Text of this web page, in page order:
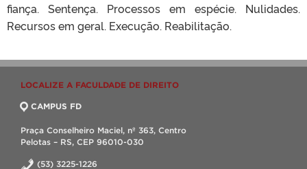
fiança. Sentença. Processos em espécie. Nulidades.
Recursos em geral. Execução. Reabilitação.
LOCALIZE A FACULDADE DE DIREITO
CAMPUS FD
Praça Conselheiro Maciel, nº 363, Centro
Pelotas – RS, CEP 96010-030
(53) 3225-1226